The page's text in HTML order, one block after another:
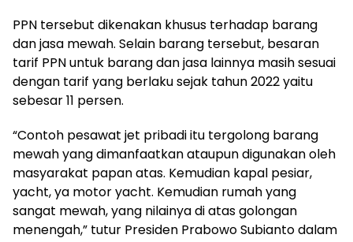
PPN tersebut dikenakan khusus terhadap barang
dan jasa mewah. Selain barang tersebut, besaran
tarif PPN untuk barang dan jasa lainnya masih sesuai
dengan tarif yang berlaku sejak tahun 2022 yaitu
sebesar 11 persen.
“Contoh pesawat jet pribadi itu tergolong barang
mewah yang dimanfaatkan ataupun digunakan oleh
masyarakat papan atas. Kemudian kapal pesiar,
yacht, ya motor yacht. Kemudian rumah yang
sangat mewah, yang nilainya di atas golongan
menengah,” tutur Presiden Prabowo Subianto dalam